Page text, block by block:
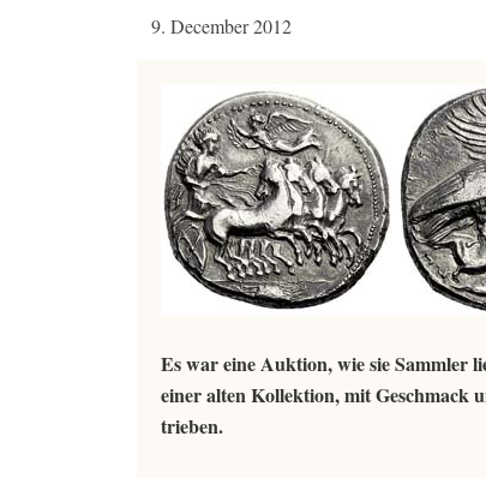
9. December 2012
Es war eine Auktion, wie sie Sammler
einer alten Kollektion, mit Geschmack
trieben.